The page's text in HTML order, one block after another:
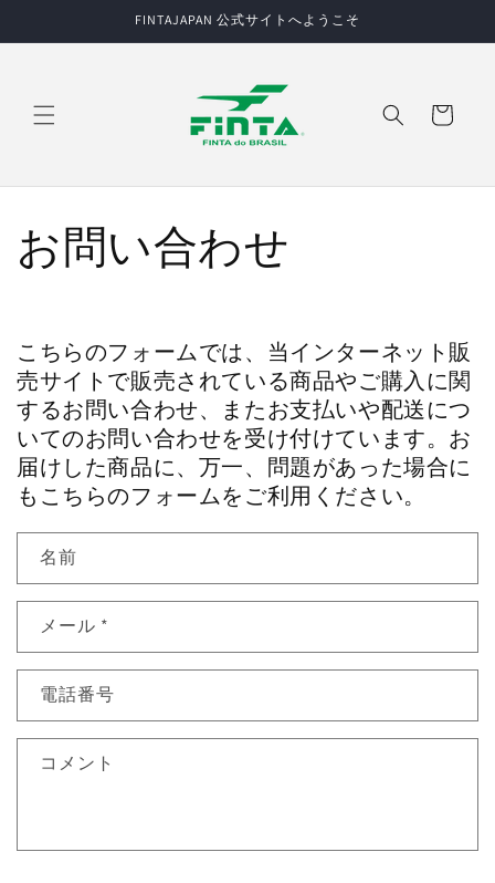
進む
FINTAJAPAN 公式サイトへようこそ
ー
お問い合わせ
こちらのフォームでは、当インターネット販
売サイトで販売されている商品やご購入に関
するお問い合わせ、またお支払いや配送につ
いてのお問い合わせを受け付けています。お
届けした商品に、万一、問題があった場合に
もこちらのフォームをご利用ください。
名前
メール *
電話番号
コメント